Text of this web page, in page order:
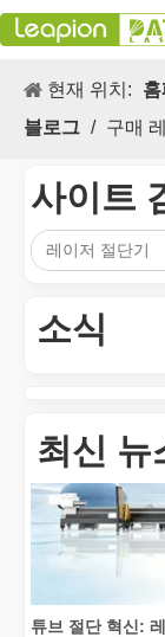
현재 위치: 홈
블로그 / 구매
사이트
소식
최신 뉴